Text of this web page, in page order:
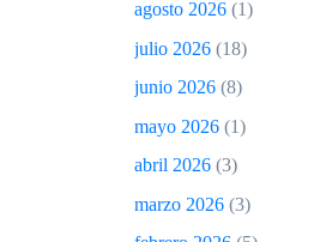
agosto 2026 (1)
julio 2026 (18)
junio 2026 (8)
mayo 2026 (1)
abril 2026 (3)
marzo 2026 (3)